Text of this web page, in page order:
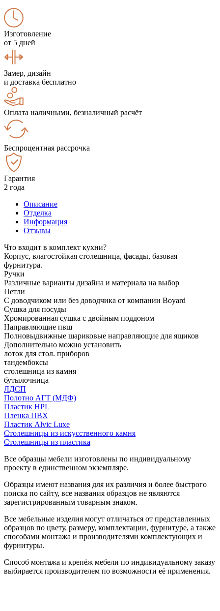
Изготовление
от 5 дней
Замер, дизайн
и доставка бесплатно
Оплата наличными, безналичный расчёт
Беспроцентная рассрочка
Гарантия
2 года
Описание
Отделка
Информация
Отзывы
Что входит в комплект кухни?
Корпус, влагостойкая столешница, фасады, базовая
фурнитура.
Ручки
Различные варианты дизайна и материала на выбор
Петли
С доводчиком или без доводчика от компании Boyard
Сушка для посуды
Хромированная сушка с двойным поддоном
Направляющие пвш
Полновыдвижные шариковые направляющие для ящиков
Дополнительно можно установить
лоток для стол. приборов
тандембоксы
столешница из камня
бутылочница
ЛДСП
Полотно АГТ (МДФ)
Пластик HPL
Пленка ПВХ
Пластик Alvic Luxe
Столешницы из искусственного камня
Столешницы из пластика
Все образцы мебели изготовлены по индивидуальному
проекту в единственном экземпляре.
Образцы имеют названия для их различия и более быстрого
поиска по сайту, все названия образцов не являются
зарегистрированным товарным знаком.
Все мебельные изделия могут отличаться от представленных
образцов по цвету, размеру, комплектации, фурнитуре, а также
способами монтажа и производителями комплектующих и
фурнитуры.
Способ монтажа и крепёж мебели по индивидуальному заказу
выбирается производителем по возможности её применения.